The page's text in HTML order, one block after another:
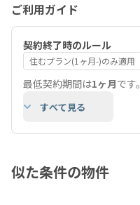
ご利用ガイド
契約終了時のルール
住むプラン(1ヶ月-)のみ適用
最低契約期間は1ヶ月です。
すべて見る
似た条件の物件